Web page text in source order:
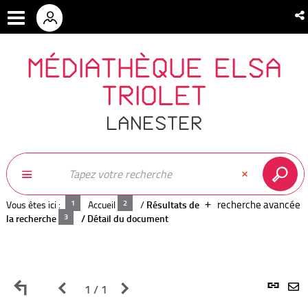
MÉDIATHÈQUE ELSA
TRIOLET
LANESTER
recherche avancée
Vous êtes ici : Accueil / Résultats de
la recherche
/ Détail du document
Retour
Page
1 / 1
Page